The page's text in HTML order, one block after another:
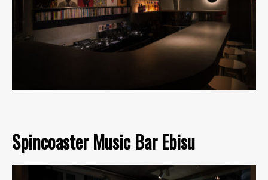
Spincoaster Music Bar Ebisu